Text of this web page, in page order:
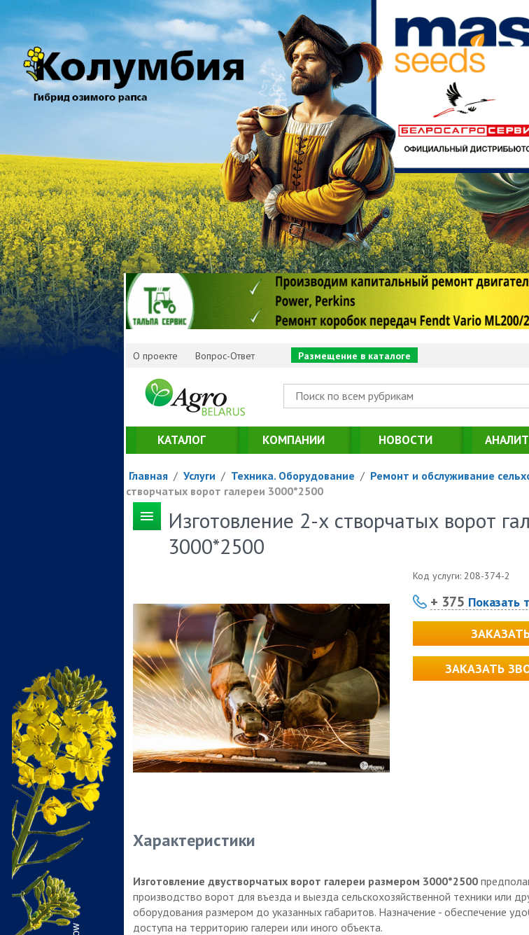
О проекте Вопрос-Ответ Размещение в каталоге
КАТАЛОГ КОМПАНИИ НОВОСТИ
Главная / Услуги / Техника. Оборудование / Ремонт и обслуживание
створчатых ворот галереи 3000*2500
Изготовление 2-х створчатых ворот
3000*2500
Код услуги:208-374-2
+ 375 Показать
ЗАКАЗАТЬ
Характеристики
Изготовление двустворчатых ворот галереи размером 3000*2500
производство ворот для въезда и выезда сельскохозяйственной техники или
оборудования размером до указанных габаритов. Назначение - обеспечение
доступа на территорию галереи или иного объекта.